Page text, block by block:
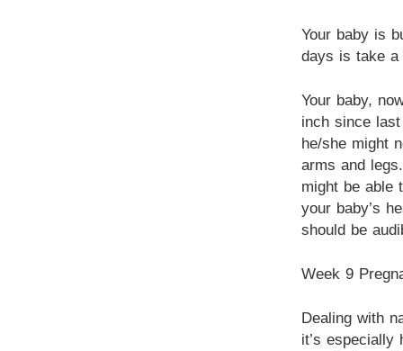
Your baby is
days is take a
Your baby,
inch since
he/she might
arms and
might be able
your baby’s
should be
Week 9
Dealing with
it’s especially